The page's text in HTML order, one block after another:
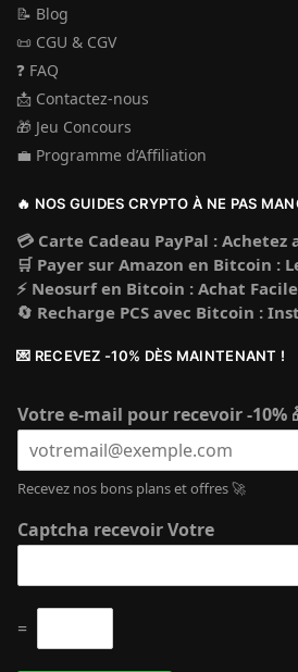
📝 Blog
📜 CGU & CGV
❓ FAQ
📩 Contactez-nous
🎁 Jeu Concours
💼 Programme d’Affiliation
🔥 NOS GUIDES CRYPTO À NE PAS
💳 Carte Cadeau PayPal : Achetez
🛒 Payer sur Amazon en Bitcoin :
⚡ Neosurf en Bitcoin : Achat
🔄 Recharge PCS avec Bitcoin :
💌 RECEVEZ -10% DÈS MAINTENANT !
Votre e-mail pour recevoir -10%
Recevez nos bons plans et offres 🚀
Captcha recevoir Votre
u
=